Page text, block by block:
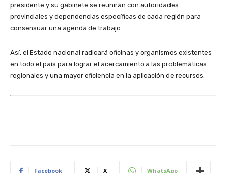
presidente y su gabinete se reunirán con autoridades
provinciales y dependencias específicas de cada región para
consensuar una agenda de trabajo.
Así, el Estado nacional radicará oficinas y organismos existentes
en todo el país para lograr el acercamiento a las problemáticas
regionales y una mayor eficiencia en la aplicación de recursos.
Facebook X WhatsApp